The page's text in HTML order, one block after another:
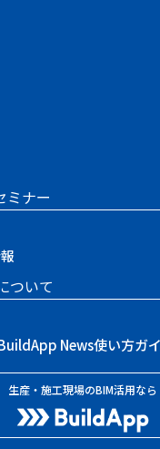
ミナー
ついて
News使い方ガ
生産・施工現場のBIM活用なら